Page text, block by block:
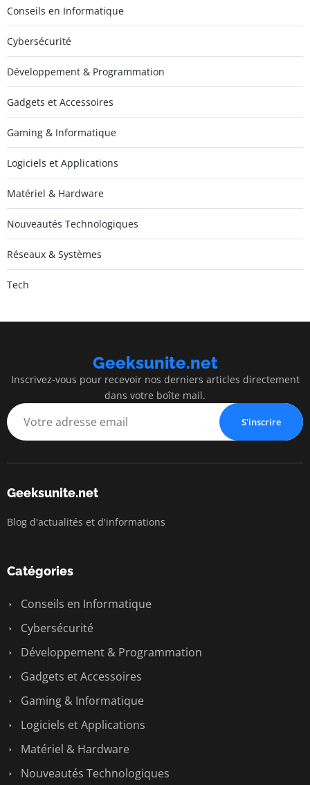
Conseils en Informatique
Cybersécurité
Développement & Programmation
Gadgets et Accessoires
Gaming & Informatique
Logiciels et Applications
Matériel & Hardware
Nouveautés Technologiques
Réseaux & Systèmes
Tech
Geeksunite.net
Inscrivez-vous pour recevoir nos derniers articles directement
dans votre boîte mail.
S'inscrire
Geeksunite.net
Blog d'actualités et d'informations
Catégories
Conseils en Informatique
Cybersécurité
Développement & Programmation
Gadgets et Accessoires
Gaming & Informatique
Logiciels et Applications
Matériel & Hardware
Nouveautés Technologiques